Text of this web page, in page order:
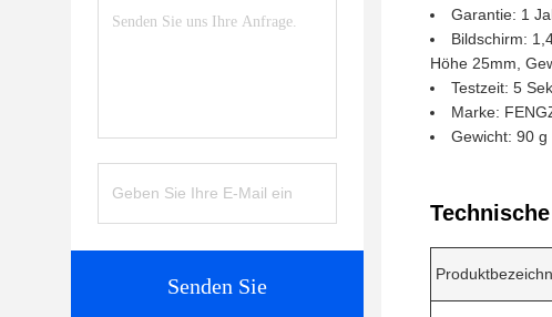
Senden Sie
Garantie: 1
Bildschirm:
Höhe 25mm,
Testzeit: 5
Marke:
Gewicht: 90 g